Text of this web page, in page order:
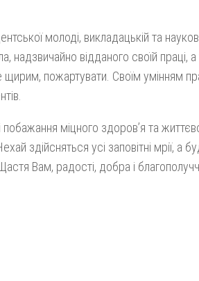
молоді, викладацькій та
відданого своїй праці,
щирим, пожартувати. Своїм умінням
міцного здоров’я та
здійсняться усі заповітні мрії, а
Вам, радості, добра і